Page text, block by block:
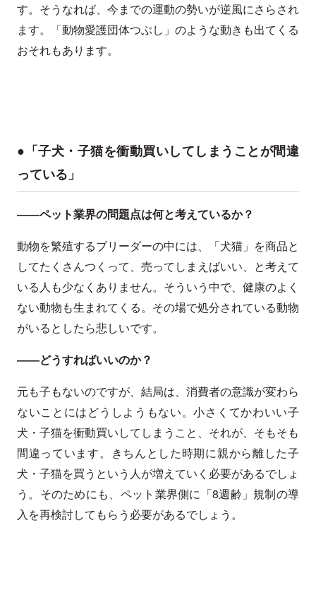
す。そうなれば、今までの運動の勢いが逆風にさらされ
ます。「動物愛護団体つぶし」のような動きも出てくる
おそれもあります。
●「子犬・子猫を衝動買いしてしまうことが間違
っている」
――ペット業界の問題点は何と考えているか？
動物を繁殖するブリーダーの中には、「犬猫」を商品と
してたくさんつくって、売ってしまえばいい、と考えて
いる人も少なくありません。そういう中で、健康のよく
ない動物も生まれてくる。その場で処分されている動物
がいるとしたら悲しいです。
――どうすればいいのか？
元も子もないのですが、結局は、消費者の意識が変わら
ないことにはどうしようもない。小さくてかわいい子
犬・子猫を衝動買いしてしまうこと、それが、そもそも
間違っています。きちんとした時期に親から離した子
犬・子猫を買うという人が増えていく必要があるでしょ
う。そのためにも、ペット業界側に「8週齢」規制の導
入を再検討してもらう必要があるでしょう。